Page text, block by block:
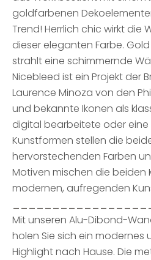
goldfarbenen
Trend! Herrlich chic wirkt die
dieser eleganten Farbe.
strahlt eine schimmernde
Nicebleed ist ein Projekt der
Laurence Minoza von den
und bekannte Ikonen als
digital bearbeitete oder
Kunstformen stellen die
hervorstechenden Farben
Motiven mischen die beiden
modernen, aufregenden
Mit unseren Alu-Dibond-
holen Sie sich ein modernes
Highlight nach Hause. Die